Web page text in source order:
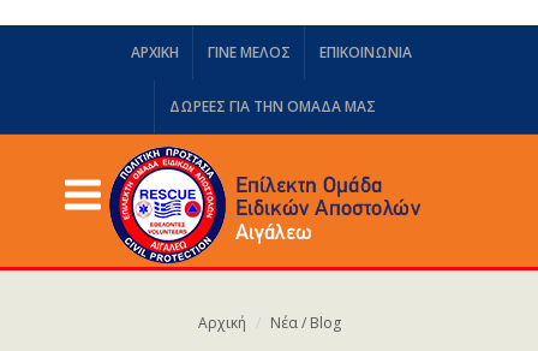
ΑΡΧΙΚΗ ΓΙΝΕ ΜΕΛΟΣ ΕΠΙΚΟΙΝΩΝΙΑ
ΔΩΡΕΈΣ ΓΙΑ ΤΗΝ ΟΜΆΔΑ ΜΑΣ
Αρχική Νέα / Blog